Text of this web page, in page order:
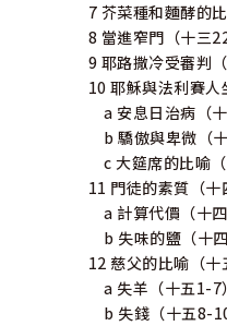
7 芥菜種和麵酵的比
8 當進窄門（十三
9 耶路撒冷受審判（
10 耶穌與法利賽人坐
a 安息日治病（十
b 驕傲與卑微（十
c 大筵席的比喻（十
11 門徒的素質（十
a 計算代價（十四
b 失味的鹽（十四
12 慈父的比喻（十
a 失羊（十五1-7）
b 失錢（十五8-10